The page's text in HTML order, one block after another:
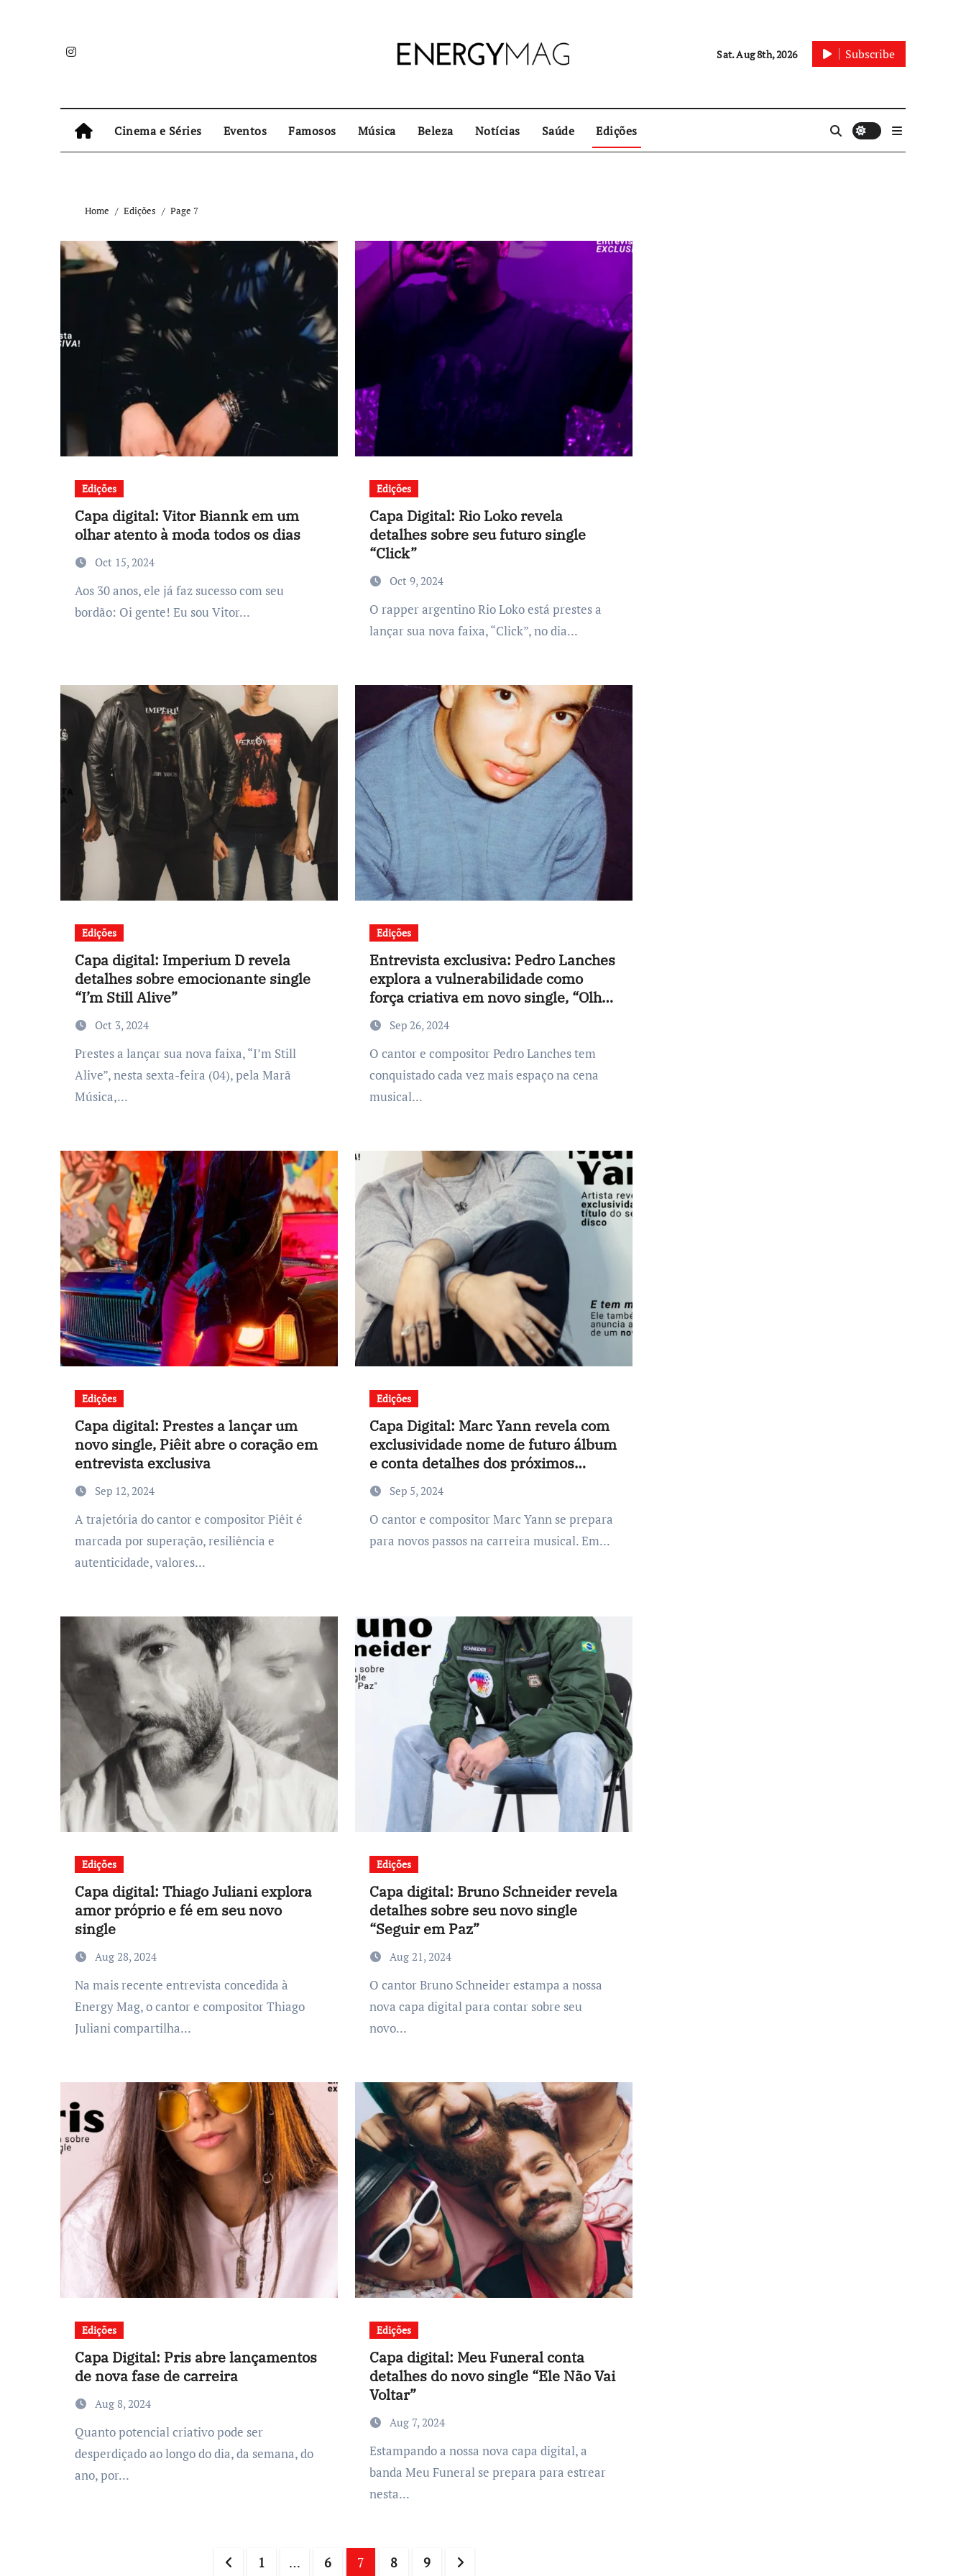
Sat. Aug 8th, 2026 Subscribe
Cinema e Séries Eventos Famosos Música Beleza Notícias Saúde Edições
Home Edições Page 7
Edições
Capa digital: Vitor Biannk em um
olhar atento à moda todos os dias
Oct 15, 2024
Aos 30 anos, ele já faz sucesso com seu
bordão: Oi gente! Eu sou Vitor...
Edições
Capa Digital: Rio Loko revela
detalhes sobre seu futuro single
“Click”
Oct 9, 2024
O rapper argentino Rio Loko está prestes a
lançar sua nova faixa, “Click”, no dia...
Edições
Capa digital: Imperium D revela
detalhes sobre emocionante single
“I’m Still Alive”
Oct 3, 2024
Prestes a lançar sua nova faixa, “I’m Still
Alive”, nesta sexta-feira (04), pela Marã
Música,...
Edições
Entrevista exclusiva: Pedro Lanches
explora a vulnerabilidade como
força criativa em novo single, “Olho
Roxo”Sep 26, 2024
O cantor e compositor Pedro Lanches tem
conquistado cada vez mais espaço na cena
musical...
Edições
Capa digital: Prestes a lançar um
novo single, Piêit abre o coração em
entrevista exclusiva
Sep 12, 2024
A trajetória do cantor e compositor Piêit é
marcada por superação, resiliência e
autenticidade, valores...
Edições
Capa Digital: Marc Yann revela com
exclusividade nome de futuro álbum
e conta detalhes dos próximos
passos da carreira
Sep 5, 2024
O cantor e compositor Marc Yann se prepara
para novos passos na carreira musical. Em...
Edições
Capa digital: Thiago Juliani explora
amor próprio e fé em seu novo
single
Aug 28, 2024
Na mais recente entrevista concedida à
Energy Mag, o cantor e compositor Thiago
Juliani compartilha...
Edições
Capa digital: Bruno Schneider revela
detalhes sobre seu novo single
“Seguir em Paz”
Aug 21, 2024
O cantor Bruno Schneider estampa a nossa
nova capa digital para contar sobre seu
novo...
Edições
Capa Digital: Pris abre lançamentos
de nova fase de carreira
Aug 8, 2024
Quanto potencial criativo pode ser
desperdiçado ao longo do dia, da semana, do
ano, por...
Edições
Capa digital: Meu Funeral conta
detalhes do novo single “Ele Não Vai
Voltar”
Aug 7, 2024
Estampando a nossa nova capa digital, a
banda Meu Funeral se prepara para estrear
nesta...
Posts
1 … 6 7 8 9